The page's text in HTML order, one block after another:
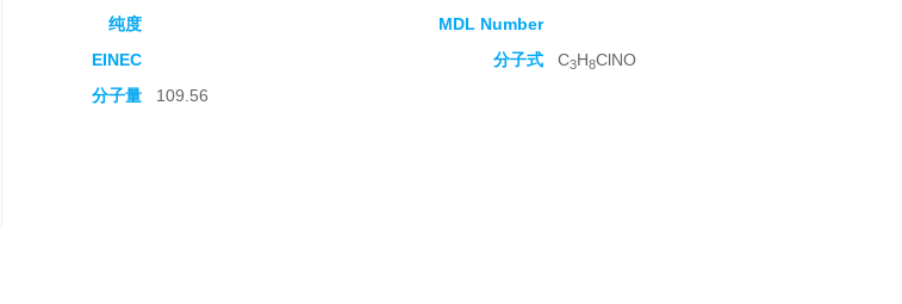
纯度
MDL Number
EINEC
分子式 C3H8ClNO
分子量
109.56